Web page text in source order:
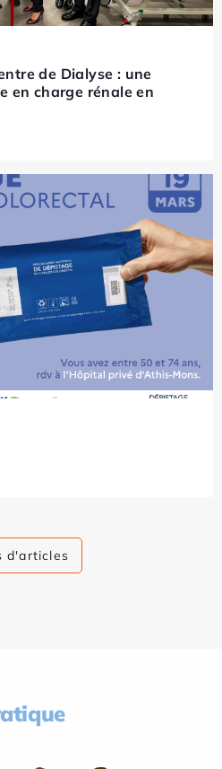
de Dialyse : une
en charge rénale en
d'articles